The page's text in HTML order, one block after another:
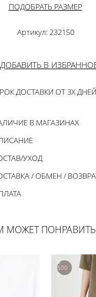
ПОДОБРАТЬ РАЗМЕР
Артикул: 232150
ДОБАВИТЬ В
ДОСТАВКИ ОТ 3Х ДНЕЙ
В МАГАЗИНАХ
УХОД
/ ОБМЕН /
МОЖЕТ
5
500
р.